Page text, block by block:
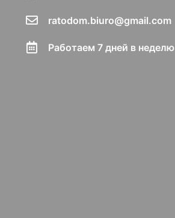
ratodom.biuro@gmail.com
Работаем 7 дней в неделю